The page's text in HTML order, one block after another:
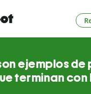
ejemplos de
terminan con